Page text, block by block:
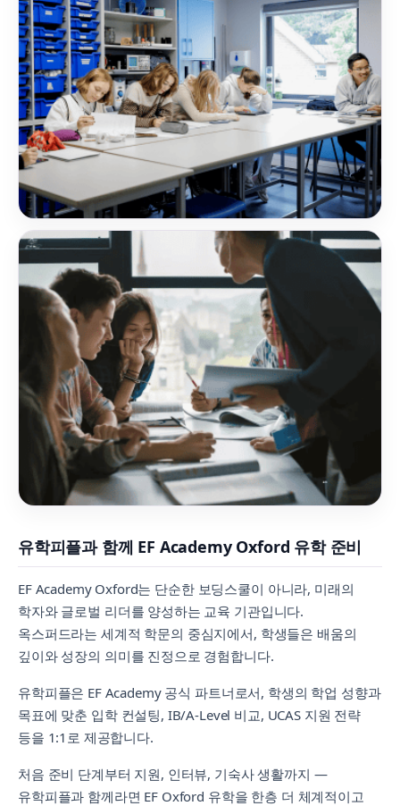
유학피플과 함께 EF Academy Oxford 유학 준비
EF Academy Oxford는 단순한 보딩스쿨이 아니라, 미래의
학자와 글로벌 리더를 양성하는 교육 기관입니다.
옥스퍼드라는 세계적 학문의 중심지에서, 학생들은 배움의
깊이와 성장의 의미를 진정으로 경험합니다.
유학피플은 EF Academy 공식 파트너로서, 학생의 학업 성향과
목표에 맞춘 입학 컨설팅, IB/A-Level 비교, UCAS 지원 전략
등을 1:1로 제공합니다.
처음 준비 단계부터 지원, 인터뷰, 기숙사 생활까지 —
유학피플과 함께라면 EF Oxford 유학을 한층 더 체계적이고